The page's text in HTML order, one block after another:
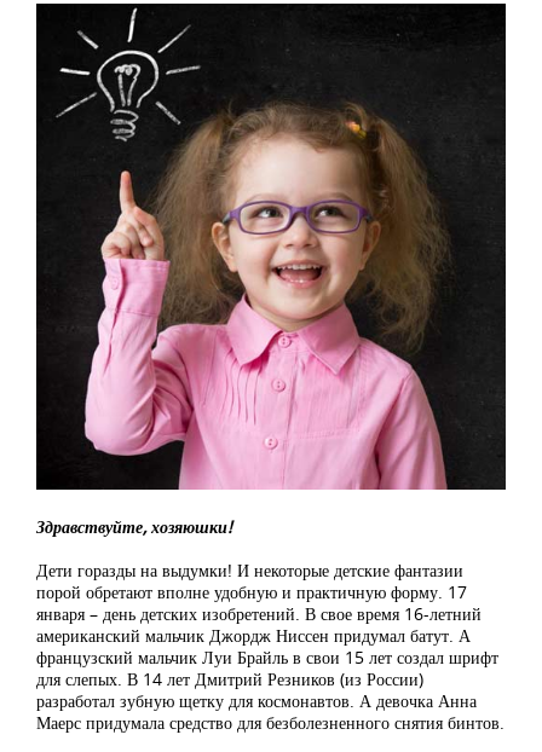
Здравствуйте, хозяюшки!
Дети горазды на выдумки! И некоторые детские фантазии
порой обретают вполне удобную и практичную форму. 17
января – день детских изобретений. В свое время 16-летний
американский мальчик Джордж Ниссен придумал батут. А
французский мальчик Луи Брайль в свои 15 лет создал шрифт
для слепых. В 14 лет Дмитрий Резников (из России)
разработал зубную щетку для космонавтов. А девочка Анна
Маерс придумала средство для безболезненного снятия бинтов.